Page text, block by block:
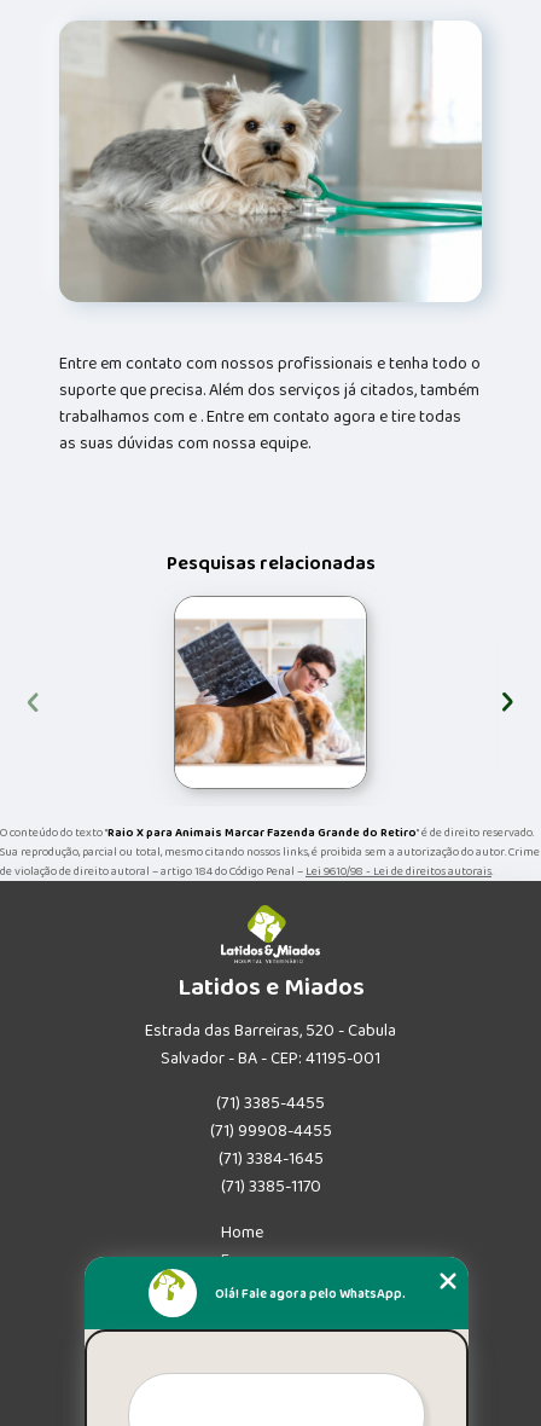
Entre em contato com nossos profissionais e tenha todo o
suporte que precisa. Além dos serviços já citados, também
trabalhamos com e . Entre em contato agora e tire todas
as suas dúvidas com nossa equipe.
Pesquisas relacionadas
‹ ›
O conteúdo do texto "Raio X para Animais Marcar Fazenda Grande do Retiro" é de direito reservado.
Sua reprodução, parcial ou total, mesmo citando nossos links, é proibida sem a autorização do autor. Crime
de violação de direito autoral – artigo 184 do Código Penal –Lei 9610/98 - Lei de direitos autorais.
Latidos e Miados
Estrada das Barreiras, 520 - Cabula
Salvador - BA - CEP: 41195-001
(71) 3385-4455
(71) 99908-4455
(71) 3384-1645
(71) 3385-1170
Home
Empresa
Missão
Mapa do site
Olá! Fale agora pelo WhatsApp.